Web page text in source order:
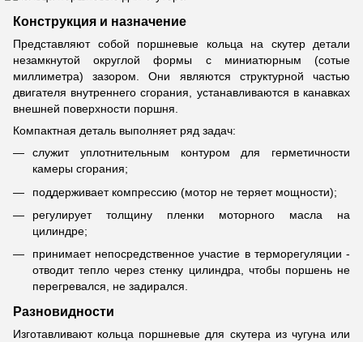
Конструкция и назначение
Представляют собой поршневые кольца на скутер детали
незамкнутой округлой формы с миниатюрным (сотые
миллиметра) зазором. Они являются структурной частью
двигателя внутреннего сгорания, устанавливаются в канавках
внешней поверхности поршня.
Компактная деталь выполняет ряд задач:
служит уплотнительным контуром для герметичности
камеры сгорания;
поддерживает компрессию (мотор не теряет мощности);
регулирует толщину пленки моторного масла на
цилиндре;
принимает непосредственное участие в терморегуляции -
отводит тепло через стенку цилиндра, чтобы поршень не
перегревался, не задирался.
Разновидности
Изготавливают кольца поршневые для скутера из чугуна или